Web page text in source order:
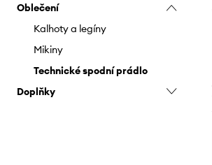
Oblečení
Kalhoty a legíny
Mikiny
Technické spodní prádlo
Doplňky